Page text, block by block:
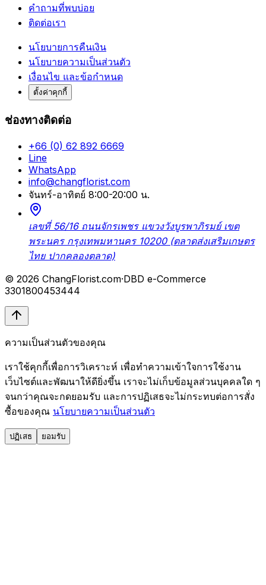
คำถามที่พบบ่อย
ติดต่อเรา
นโยบายการคืนเงิน
นโยบายความเป็นส่วนตัว
เงื่อนไข และข้อกำหนด
ตั้งค่าคุกกี้
ช่องทางติดต่อ
+66 (0) 62 892 6669
Line
WhatsApp
info@changflorist.com
จันทร์-อาทิตย์ 8:00-20:00 น.
เลขที่ 56/16 ถนนจักรเพชร แขวงวังบูรพาภิรมย์ เขต
พระนคร กรุงเทพมหานคร 10200 (ตลาดส่งเสริมเกษตร
ไทย ปากคลองตลาด)
© 2026 ChangFlorist.com·DBD e-Commerce
3301800453444
ความเป็นส่วนตัวของคุณ
เราใช้คุกกี้เพื่อการวิเคราะห์ เพื่อทำความเข้าใจการใช้งาน
เว็บไซต์และพัฒนาให้ดียิ่งขึ้น เราจะไม่เก็บข้อมูลส่วนบุคคลใด ๆ
จนกว่าคุณจะกดยอมรับ และการปฏิเสธจะไม่กระทบต่อการสั่ง
ซื้อของคุณ นโยบายความเป็นส่วนตัว
ปฏิเสธ ยอมรับ